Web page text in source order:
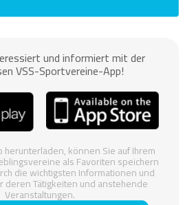
und informiert mit der
VSS-Sportvereine-App!
herunterladen, können Sie auf Ihrem
als Favoriten speichern
die wichtigsten Informationen und
deren Tätigkeiten und anstehende
Veranstaltungen.